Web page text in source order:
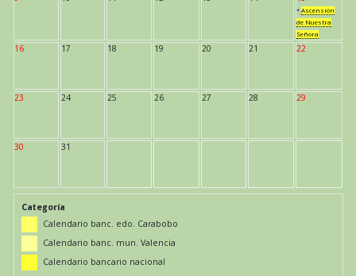
* Ascensión
de Nuestra
Señora
16 17 18 19 20 21 22
23 24 25 26 27 28 29
30 31
Categoría
Calendario banc. edo. Carabobo
Calendario banc. mun. Valencia
Calendario bancario nacional